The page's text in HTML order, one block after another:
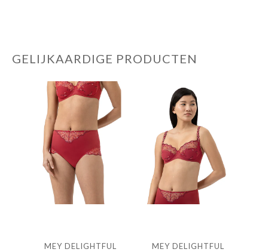
GELIJKAARDIGE PRODUCTEN
MEY DELIGHTFUL
MEY DELIGHTFUL